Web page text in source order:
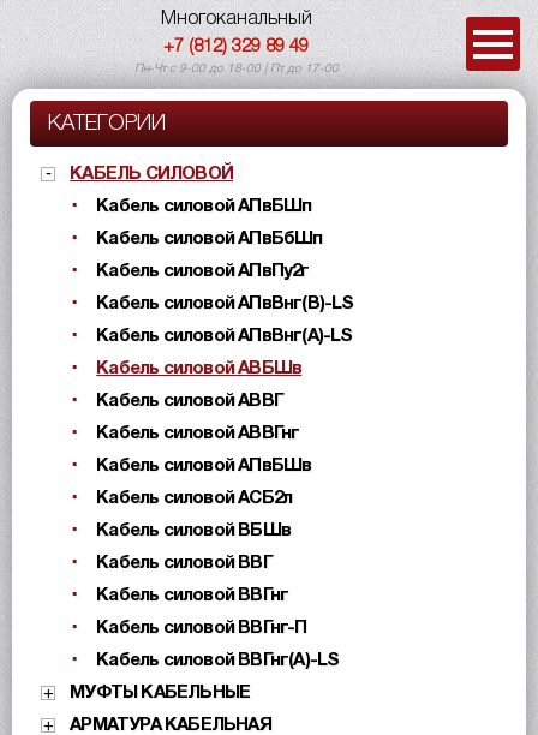
Многоканальный
+7 (812) 329 89 49
Пн-Чт с 9-00 до 18-00 | Пт до 17-00
КАТЕГОРИИ
КАБЕЛЬ СИЛОВОЙ
Кабель силовой АПвБШп
Кабель силовой АПвБбШп
Кабель силовой АПвПу2г
Кабель силовой АПвВнг(B)-LS
Кабель силовой АПвВнг(A)-LS
Кабель силовой АВБШв
Кабель силовой АВВГ
Кабель силовой АВВГнг
Кабель силовой АПвБШв
Кабель силовой АСБ2л
Кабель силовой ВБШв
Кабель силовой ВВГ
Кабель силовой ВВГнг
Кабель силовой ВВГнг-П
Кабель силовой ВВГнг(А)-LS
МУФТЫ КАБЕЛЬНЫЕ
АРМАТУРА КАБЕЛЬНАЯ